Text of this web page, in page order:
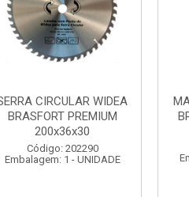
CHAVE GRIFO BRASFORT
14” 6012
Código: 231967
Embalagem: 1 - UNIDADE